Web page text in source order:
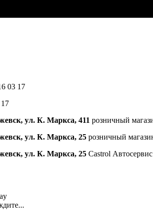
03 17
ул. К. Маркса, 411 розничный
ул. К. Маркса, 25 розничный
ул. К. Маркса, 25 Castrol Автосервис